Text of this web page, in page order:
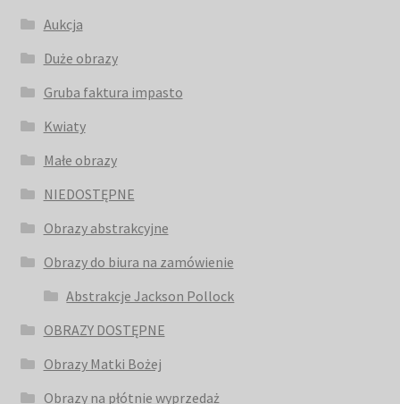
Aukcja
Duże obrazy
Gruba faktura impasto
Kwiaty
Małe obrazy
NIEDOSTĘPNE
Obrazy abstrakcyjne
Obrazy do biura na zamówienie
Abstrakcje Jackson Pollock
OBRAZY DOSTĘPNE
Obrazy Matki Bożej
Obrazy na płótnie wyprzedaż